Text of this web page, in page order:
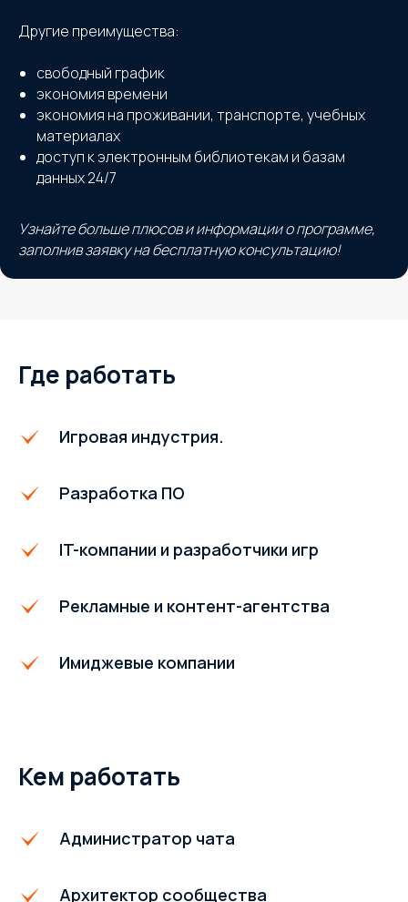
Другие преимущества:
свободный график
экономия времени
экономия на проживании, транспорте, учебных
материалах
доступ к электронным библиотекам и базам
данных 24/7
Узнайте больше плюсов и информации о программе,
заполнив заявку на бесплатную консультацию!
Где работать
Игровая индустрия.
Разработка ПО
IT-компании и разработчики игр
Рекламные и контент-агентства
Имиджевые компании
Кем работать
Администратор чата
Архитектор сообщества